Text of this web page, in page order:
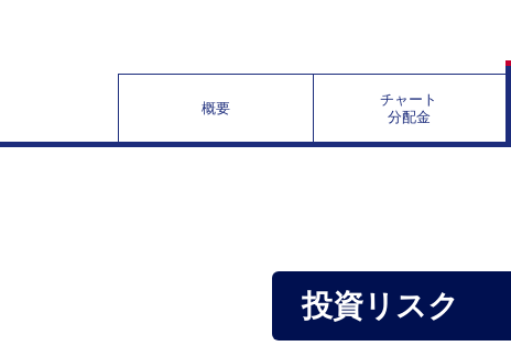
概要
チャート
分配金
投資リスク